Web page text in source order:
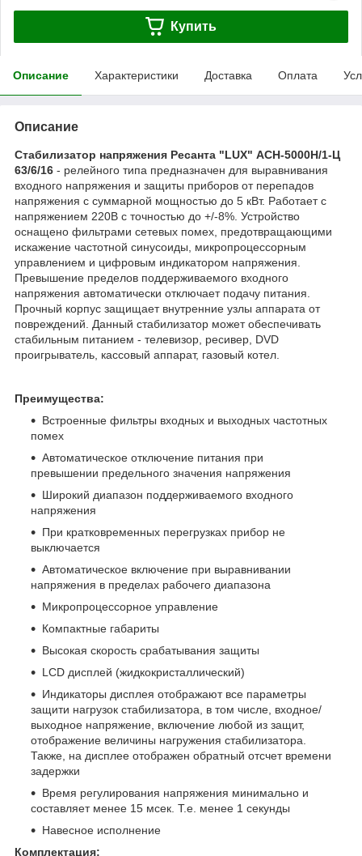
Купить
Описание Характеристики Доставка Оплата
Описание
Стабилизатор напряжения Ресанта "LUX" АСН-5000Н/1-Ц
63/6/16​ - релейного типа предназначен для выравнивания
входного напряжения и защиты приборов от перепадов
напряжения с суммарной мощностью до 5 кВт. Работает с
напряжением 220В с точностью до +/-8%. Устройство
оснащено фильтрами сетевых помех, предотвращающими
искажение частотной синусоиды, микропроцессорным
управлением и цифровым индикатором напряжения.
Превышение пределов поддерживаемого входного
напряжения автоматически отключает подачу питания.
Прочный корпус защищает внутренние узлы аппарата от
повреждений. Данный стабилизатор может обеспечивать
стабильным питанием - телевизор, ресивер, DVD
проигрыватель, кассовый аппарат, газовый котел.
Преимущества:
Встроенные фильтры входных и выходных частотных
помех
Автоматическое отключение питания при
превышении предельного значения напряжения
Широкий диапазон поддерживаемого входного
напряжения
При кратковременных перегрузках прибор не
выключается
Автоматическое включение при выравнивании
напряжения в пределах рабочего диапазона
Микропроцессорное управление
Компактные габариты
Высокая скорость срабатывания защиты
LCD дисплей (жидкокристаллический)
Индикаторы дисплея отображают все параметры
защити нагрузок стабилизатора, в том числе, входное/
выходное напряжение, включение любой из защит,
отображение величины нагружения стабилизатора.
Также, на дисплее отображен обратный отсчет времени
задержки
Время регулирования напряжения минимально и
составляет менее 15 мсек. Т.е. менее 1 секунды
Навесное исполнение
Комплектация: